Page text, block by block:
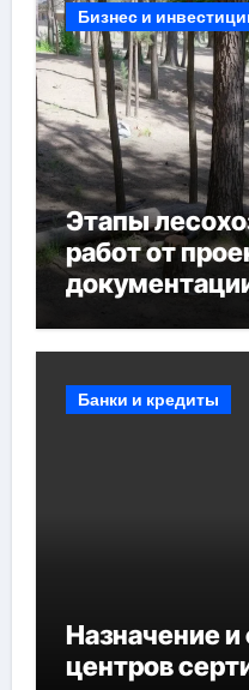
Бизнес и
Этапы
работ от
мероприятий
Банки и кредиты
Назначение
центров